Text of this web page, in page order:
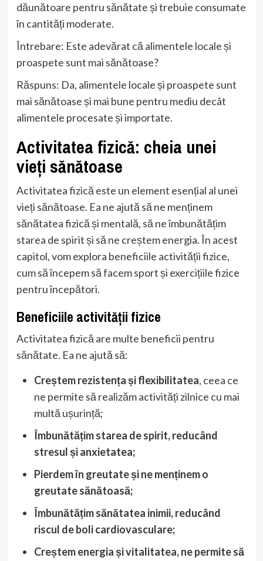
dăunătoare pentru sănătate și trebuie consumate
în cantități moderate.
Întrebare: Este adevărat că alimentele locale și
proaspete sunt mai sănătoase?
Răspuns: Da, alimentele locale și proaspete sunt
mai sănătoase și mai bune pentru mediu decât
alimentele procesate și importate.
Activitatea fizică: cheia unei
vieți sănătoase
Activitatea fizică este un element esențial al unei
vieți sănătoase. Ea ne ajută să ne menținem
sănătatea fizică și mentală, să ne îmbunătățim
starea de spirit și să ne creștem energia. În acest
capitol, vom explora beneficiile activității fizice,
cum să începem să facem sport și exercițiile fizice
pentru începători.
Beneficiile activității fizice
Activitatea fizică are multe beneficii pentru
sănătate. Ea ne ajută să:
Creștem rezistența și flexibilitatea, ceea ce
ne permite să realizăm activități zilnice cu mai
multă ușurință;
Îmbunătățim starea de spirit, reducând
stresul și anxietatea;
Pierdem în greutate și ne menținem o
greutate sănătoasă;
Îmbunătățim sănătatea inimii, reducând
riscul de boli cardiovasculare;
Creștem energia și vitalitatea, ne permite să